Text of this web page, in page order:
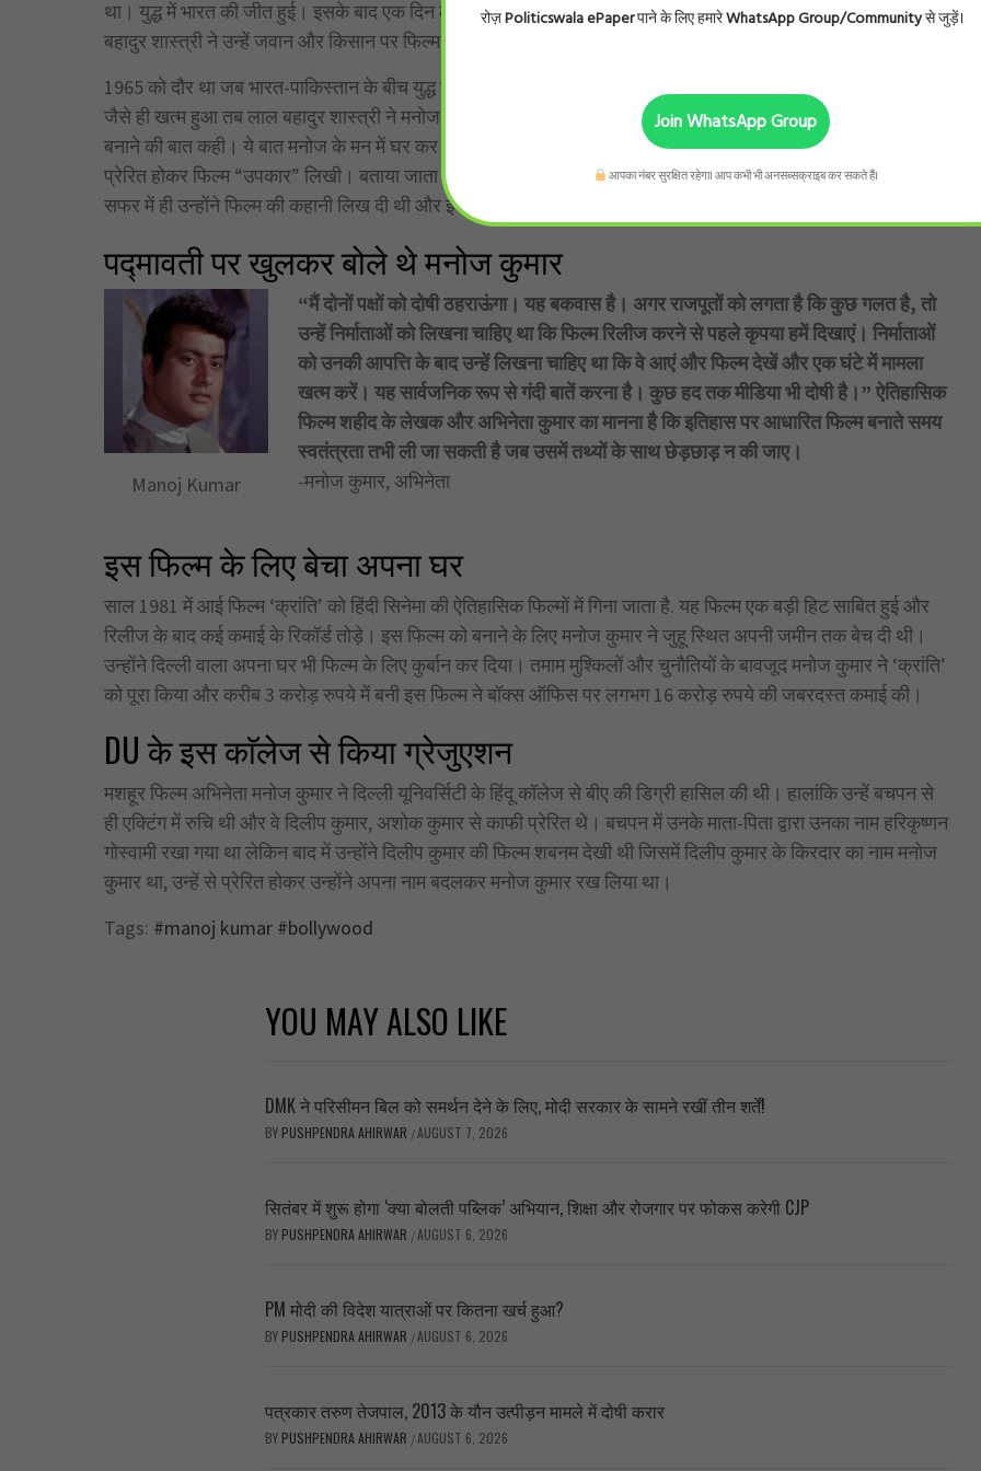
था। युद्ध में भारत की जीत हुई। इसके बाद एक दिन लाल बहादुर शास्त्री और मनोज कुमार की दिल्ली में मुलाकात हुई। तब लाल
बहादुर शास्त्री ने उन्हें जवान और किसान पर फिल्म बनाने की सलाह दी।
1965 को दौर था जब भारत-पाकिस्तान के बीच युद्ध चल रहा था। उस समय तत्कालीन प्रधानमंत्री लाल बहादुर शास्त्री थे। युद्ध
जैसे ही खत्म हुआ तब लाल बहादुर शास्त्री ने मनोज कुमार से मुलाकात की और इस युद्ध के दौरान हुई परेशानियों पर एक फिल्म
बनाने की बात कही। ये बात मनोज के मन में घर कर गई। फिर उन्होंने लाल बहादुर शास्त्री के नारा “जय जवान, जय किसान” से
प्रेरित होकर फिल्म “उपकार” लिखी। बताया जाता है कि मनोज कुमार ने तब दिल्ली से मुंबई के लिए रवाना हुए और इस 24 घंटे के
सफर में ही उन्होंने फिल्म की कहानी लिख दी थी और इसका नाम ‘उपकार’ रखा।
पद्मावती पर खुलकर बोले थे मनोज कुमार
Manoj Kumar
“मैं दोनों पक्षों को दोषी ठहराऊंगा। यह बकवास है। अगर राजपूतों को लगता है कि कुछ गलत है, तो
उन्हें निर्माताओं को लिखना चाहिए था कि फिल्म रिलीज करने से पहले कृपया हमें दिखाएं। निर्माताओं
को उनकी आपत्ति के बाद उन्हें लिखना चाहिए था कि वे आएं और फिल्म देखें और एक घंटे में मामला
खत्म करें। यह सार्वजनिक रूप से गंदी बातें करना है। कुछ हद तक मीडिया भी दोषी है।” ऐतिहासिक
फिल्म शहीद के लेखक और अभिनेता कुमार का मानना ​​है कि इतिहास पर आधारित फिल्म बनाते समय
स्वतंत्रता तभी ली जा सकती है जब उसमें तथ्यों के साथ छेड़छाड़ न की जाए।
-मनोज कुमार, अभिनेता
इस फिल्म के लिए बेचा अपना घर
साल 1981 में आई फिल्म ‘क्रांति’ को हिंदी सिनेमा की ऐतिहासिक फिल्मों में गिना जाता है. यह फिल्म एक बड़ी हिट साबित हुई और
रिलीज के बाद कई कमाई के रिकॉर्ड तोड़े। इस फिल्म को बनाने के लिए मनोज कुमार ने जुहू स्थित अपनी जमीन तक बेच दी थी।
उन्होंने दिल्ली वाला अपना घर भी फिल्म के लिए कुर्बान कर दिया। तमाम मुश्किलों और चुनौतियों के बावजूद मनोज कुमार ने ‘क्रांति’
को पूरा किया और करीब 3 करोड़ रुपये में बनी इस फिल्म ने बॉक्स ऑफिस पर लगभग 16 करोड़ रुपये की जबरदस्त कमाई की।
DU के इस काॅलेज से किया ग्रेजुएशन
मशहूर फिल्म अभिनेता मनोज कुमार ने दिल्ली यूनिवर्सिटी के हिंदू कॉलेज से बीए की डिग्री हासिल की थी। हालांकि उन्हें बचपन से
ही एक्टिंग में रुचि थी और वे दिलीप कुमार, अशोक कुमार से काफी प्रेरित थे। बचपन में उनके माता-पिता द्वारा उनका नाम हरिकृष्णन
गोस्वामी रखा गया था लेकिन बाद में उन्होंने दिलीप कुमार की फिल्म शबनम देखी थी जिसमें दिलीप कुमार के किरदार का नाम मनोज
कुमार था, उन्हें से प्रेरित होकर उन्होंने अपना नाम बदलकर मनोज कुमार रख लिया था।
Tags: #manoj kumar #bollywood
YOU MAY ALSO LIKE
DMK ने परिसीमन बिल को समर्थन देने के लिए, मोदी सरकार के सामने रखीं तीन शर्तें!
BY PUSHPENDRA AHIRWAR /AUGUST 7, 2026
सितंबर में शुरू होगा ‘क्या बोलती पब्लिक’ अभियान, शिक्षा और रोजगार पर फोकस करेगी CJP
BY PUSHPENDRA AHIRWAR /AUGUST 6, 2026
PM मोदी की विदेश यात्राओं पर कितना खर्च हुआ?
BY PUSHPENDRA AHIRWAR /AUGUST 6, 2026
पत्रकार तरुण तेजपाल, 2013 के यौन उत्पीड़न मामले में दोषी करार
BY PUSHPENDRA AHIRWAR /AUGUST 6, 2026
रोज़Politicswala ePaperपाने के लिए हमारेWhatsApp Group/Communityसे जुड़ें।
Join WhatsApp Group
आपका नंबर सुरक्षित रहेगा। आप कभी भी अनसब्सक्राइब कर सकते हैं।